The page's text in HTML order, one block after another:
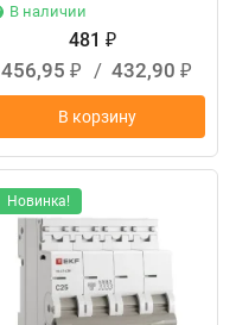
В наличии
481 ₽
456,95 ₽ / 432,90 ₽
В корзину
Новинка!